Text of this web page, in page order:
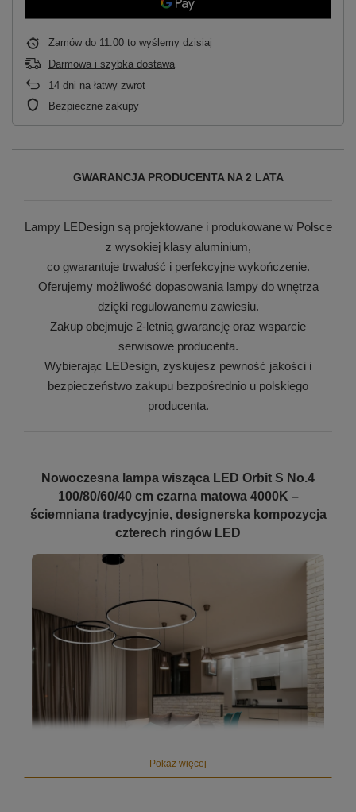
Zamów do 11:00 to wyślemy dzisiaj
Darmowa i szybka dostawa
14 dni na łatwy zwrot
Bezpieczne zakupy
GWARANCJA PRODUCENTA NA 2 LATA
Lampy LEDesign są projektowane i produkowane w Polsce
z wysokiej klasy aluminium,
co gwarantuje trwałość i perfekcyjne wykończenie.
Oferujemy możliwość dopasowania lampy do wnętrza
dzięki regulowanemu zawiesiu.
Zakup obejmuje 2-letnią gwarancję oraz wsparcie
serwisowe producenta.
Wybierając LEDesign, zyskujesz pewność jakości i
bezpieczeństwo zakupu bezpośrednio u polskiego
producenta.
Nowoczesna lampa wisząca LED Orbit S No.4
100/80/60/40 cm czarna matowa 4000K –
ściemniana tradycyjnie, designerska kompozycja
czterech ringów LED
Pokaż więcej